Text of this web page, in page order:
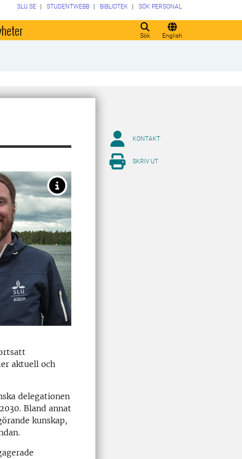
Sök English
SLU.SE STUDENTWEBB BIBLIOTEK SÖK PERSONAL
aktuell och
delegationen
Bland annat
kunskap,
KONTAKT
SKRIV UT